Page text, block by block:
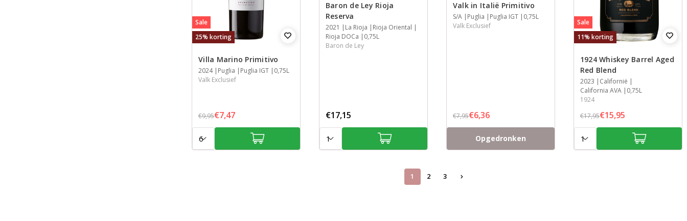
Sale
25% korting
Villa Marino Primitivo
Jaar
2024
StreekPuglia
Streek Puglia IGT
Inhoud
0,75L
Valk Exclusief
€9,95€7,47
Baron de Ley Rioja
Reserva
Jaar
2021
StreekLa Rioja
Streek Rioja Oriental
Streek
Rioja DOCa
Inhoud
0,75L
Baron de Ley
€17,15
Valk in Italië Primitivo
Jaar
S/A
StreekPuglia
Streek Puglia IGT
Inhoud
0,75L
Valk Exclusief
€7,95€6,36
Opgedronken
Sale
11% korting
1924 Whiskey Barrel Aged
Red Blend
Jaar
2023
StreekCalifornië
Streek
California AVA
Inhoud
0,75L
1924
€17,95€15,95
1 2 3